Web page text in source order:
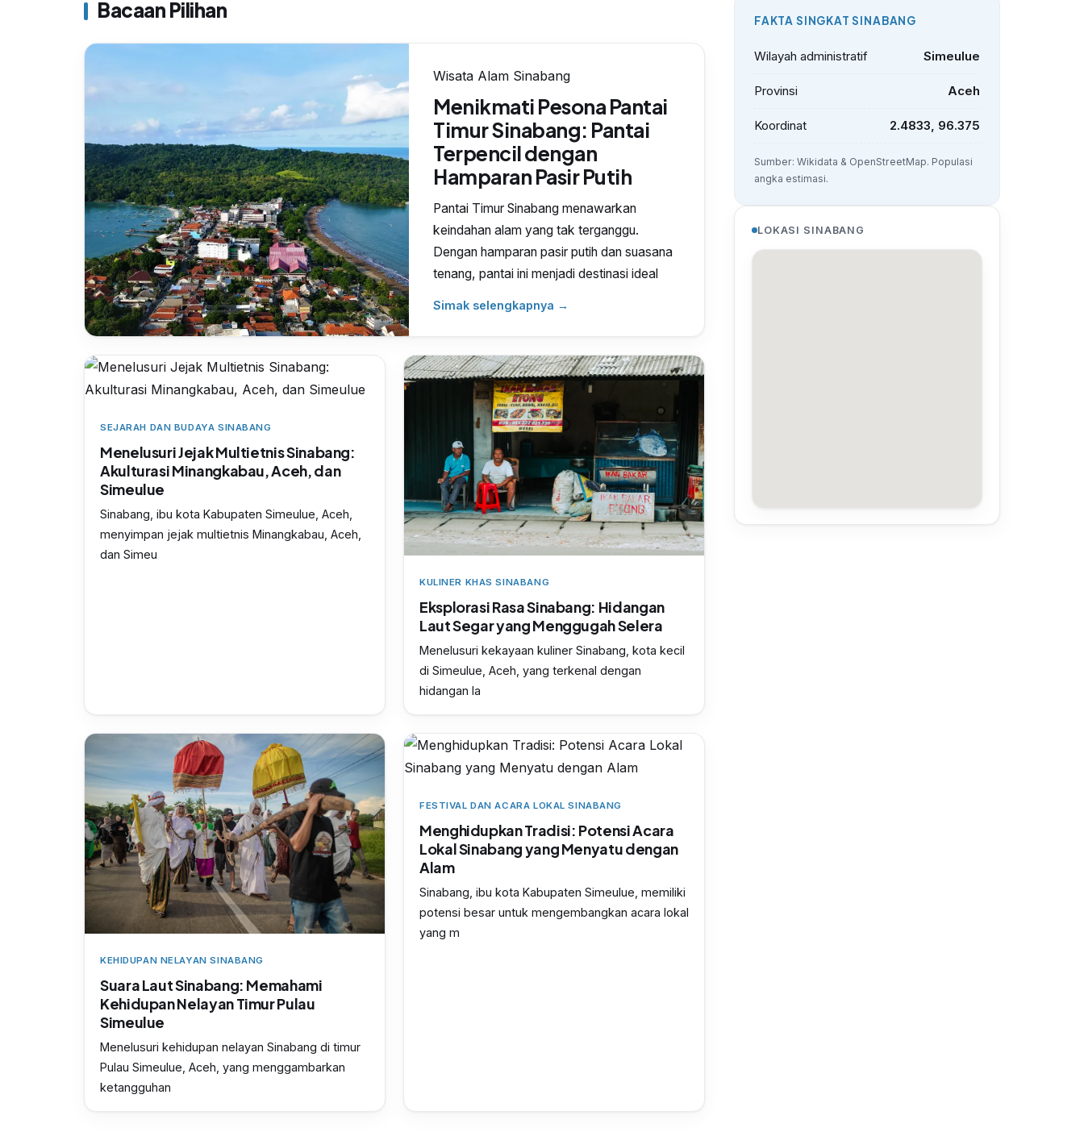
Bacaan Pilihan
Wisata Alam Sinabang
Menikmati Pesona Pantai
Timur Sinabang: Pantai
Terpencil dengan
Hamparan Pasir Putih
Pantai Timur Sinabang menawarkan
keindahan alam yang tak terganggu.
Dengan hamparan pasir putih dan suasana
tenang, pantai ini menjadi destinasi ideal
Simak selengkapnya →
SEJARAH DAN BUDAYA SINABANG
Menelusuri Jejak Multietnis Sinabang:
Akulturasi Minangkabau, Aceh, dan
Simeulue
Sinabang, ibu kota Kabupaten Simeulue, Aceh,
menyimpan jejak multietnis Minangkabau, Aceh,
dan Simeu
KULINER KHAS SINABANG
Eksplorasi Rasa Sinabang: Hidangan
Laut Segar yang Menggugah Selera
Menelusuri kekayaan kuliner Sinabang, kota kecil
di Simeulue, Aceh, yang terkenal dengan
hidangan la
KEHIDUPAN NELAYAN SINABANG
Suara Laut Sinabang: Memahami
Kehidupan Nelayan Timur Pulau
Simeulue
Menelusuri kehidupan nelayan Sinabang di timur
Pulau Simeulue, Aceh, yang menggambarkan
ketangguhan
FESTIVAL DAN ACARA LOKAL SINABANG
Menghidupkan Tradisi: Potensi Acara
Lokal Sinabang yang Menyatu dengan
Alam
Sinabang, ibu kota Kabupaten Simeulue, memiliki
potensi besar untuk mengembangkan acara lokal
yang m
FAKTA SINGKAT SINABANG
Wilayah administratif Simeulue
Provinsi Aceh
Koordinat 2.4833, 96.375
Sumber: Wikidata & OpenStreetMap. Populasi
angka estimasi.
LOKASI SINABANG